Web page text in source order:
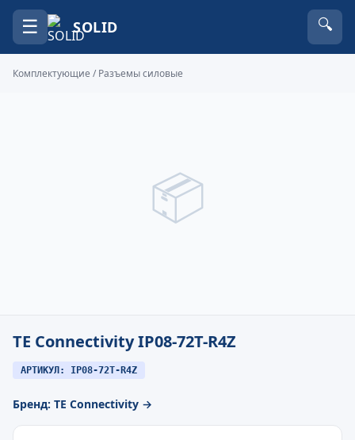
☰ SOLID 🔍
Комплектующие /Разъемы силовые
📦
TE Connectivity IP08-72T-R4Z
АРТИКУЛ: IP08-72T-R4Z
Бренд: TE Connectivity →